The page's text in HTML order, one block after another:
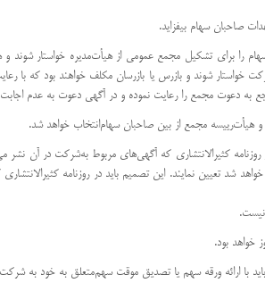
را برای تشكیل مجمع عمومی از هیأت‌مدیره خواستار شوند
شوند و بازرس یا بازرسان مكلف خواهند بود كه با
دعوت مجمع را رعایت نموده و در آگهی دعوت به عدم
كثیرالانتشاری كه آگهی‌های مربوط به‌شركت در آن نشر
شد تعیین نمایند. این تصمیم باید در روزنامه